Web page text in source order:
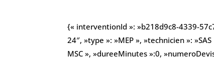
{« interventionId »: »b218d9c8-4339-
24″, »type »: »MEP », »technicien »: »SAS
MSC », »dureeMinutes »:0,